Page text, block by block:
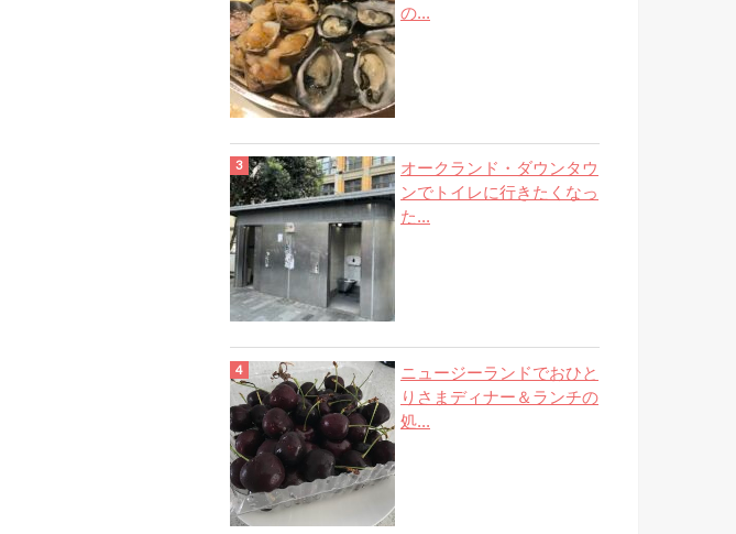
の...
オークランド・ダウンタウ
ンでトイレに行きたくなっ
た...
ニュージーランドでおひと
りさまディナー＆ランチの
処...